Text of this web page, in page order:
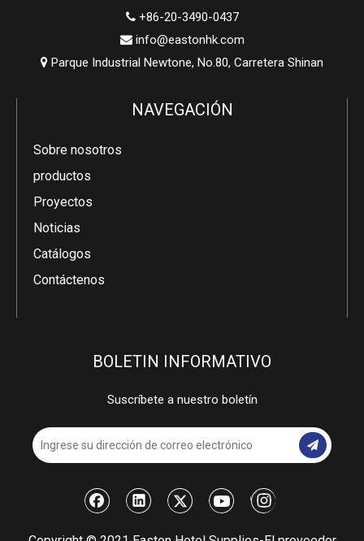
+86-20-3490-0437
 info@eastonhk.com
 Parque Industrial Newtone, No.80, Carretera Shinan
NAVEGACIÓN
Sobre nosotros
productos
Proyectos
Noticias
Catálogos
Contáctenos
BOLETIN INFORMATIVO
Suscríbete a nuestro boletín